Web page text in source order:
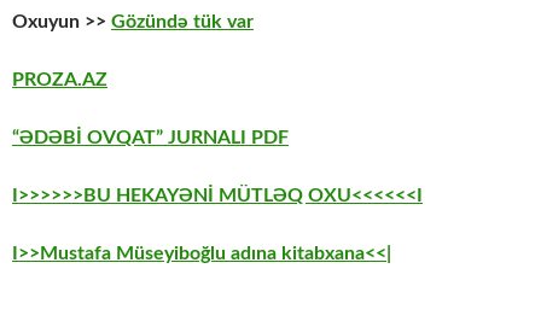
Oxuyun >> Gözündə tük var
PROZA.AZ
“ƏDƏBİ OVQAT” JURNALI PDF
I>>>>>>BU HEKAYƏNİ MÜTLƏQ OXU<<<<<<I
I>>Mustafa Müseyiboğlu adına kitabxana<<|